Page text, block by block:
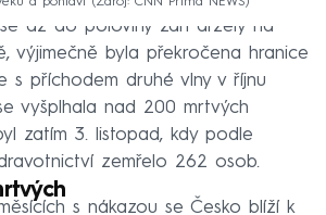
až do poloviny září držely na
výjimečně byla překročena hranice
s příchodem druhé vlny v říjnu
vyšplhala nad 200 mrtvých
zatím 3. listopad, kdy podle
zemřelo 262 osob.
s nákazou se Česko blíží k